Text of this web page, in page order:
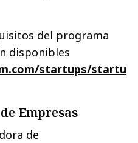
del programa
disponibles
startups/startu
Empresas
de